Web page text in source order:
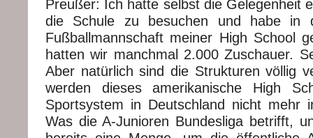
Preußer: Ich hatte selbst die Gelegenheit
die Schule zu besuchen und habe in
Fußballmannschaft meiner High School
hatten wir manchmal 2.000 Zuschauer.
Aber natürlich sind die Strukturen völlig
werden dieses amerikanische High
Sportsystem in Deutschland nicht mehr
Was die A-Junioren Bundesliga betrifft,